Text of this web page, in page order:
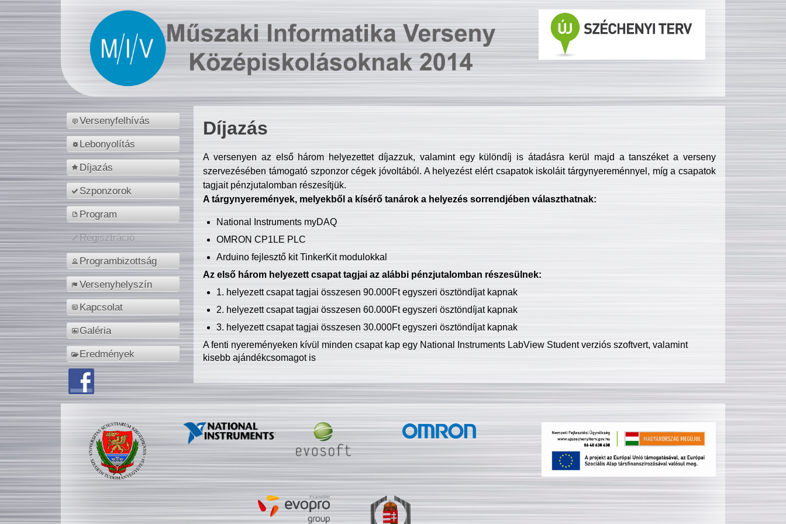
Versenyfelhívás
Lebonyolítás
Díjazás
Szponzorok
Program
Regisztráció
Programbizottság
Versenyhelyszín
Kapcsolat
Galéria
Eredmények
Díjazás
A versenyen az első három helyezettet díjazzuk, valamint egy különdíj is átadásra kerül majd a tanszéket a verseny
szervezésében támogató szponzor cégek jóvoltából. A helyezést elért csapatok iskoláit tárgynyereménnyel, míg a csapatok
tagjait pénzjutalomban részesítjük.
A tárgynyeremények, melyekből a kísérő tanárok a helyezés sorrendjében választhatnak:
National Instruments myDAQ
OMRON CP1LE PLC
Arduino fejlesztő kit TinkerKit modulokkal
Az első három helyezett csapat tagjai az alábbi pénzjutalomban részesülnek:
1. helyezett csapat tagjai összesen 90.000Ft egyszeri ösztöndíjat kapnak
2. helyezett csapat tagjai összesen 60.000Ft egyszeri ösztöndíjat kapnak
3. helyezett csapat tagjai összesen 30.000Ft egyszeri ösztöndíjat kapnak
A fenti nyereményeken kívül minden csapat kap egy National Instruments LabView Student verziós szoftvert, valamint
kisebb ajándékcsomagot is